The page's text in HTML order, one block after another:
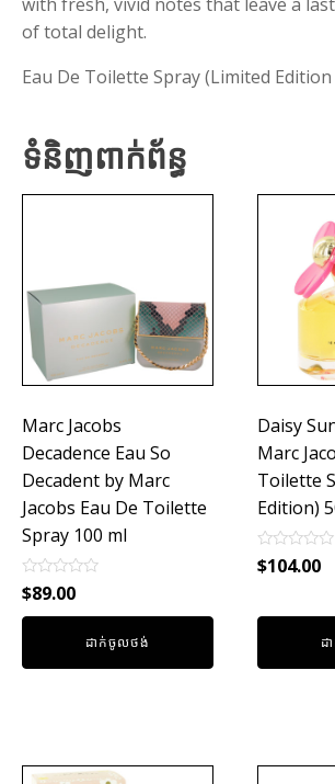
of total delight.
Eau De Toilette Spray (Limited
ទំនិញពាក់ព័ន្ធ
Marc Jacobs
Decadence Eau So
Decadent by Marc
Jacobs Eau De Toilette
Spray 100 ml
Rated
0
out
$89.00
ដាក់ចូលថង់
Daisy
Marc
Toilette
Edition)
Rated
0
5
$104.00
ដ